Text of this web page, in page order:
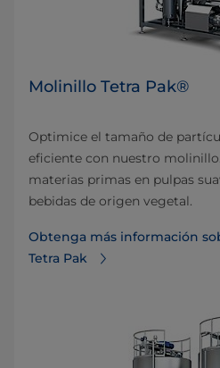
Molinillo Tetra Pak®
Optimice el tamaño de
eficiente con nuestro
materias primas en pulpas
bebidas de origen vegetal.
Obtenga más información
Tetra Pak